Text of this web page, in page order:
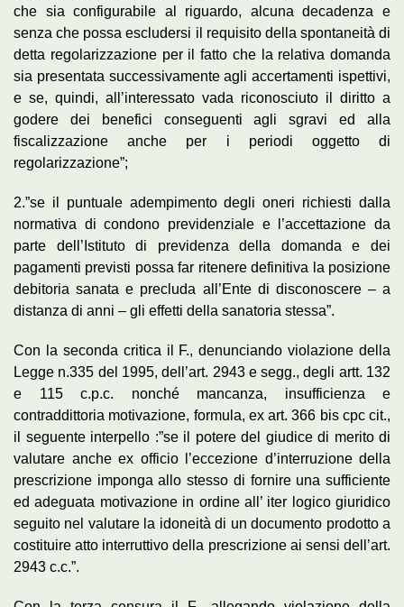
che sia configurabile al riguardo, alcuna decadenza e
senza che possa escludersi il requisito della spontaneità di
detta regolarizzazione per il fatto che la relativa domanda
sia presentata successivamente agli accertamenti ispettivi,
e se, quindi, all’interessato vada riconosciuto il diritto a
godere dei benefici conseguenti agli sgravi ed alla
fiscalizzazione anche per i periodi oggetto di
regolarizzazione”;
2.”se il puntuale adempimento degli oneri richiesti dalla
normativa di condono previdenziale e l’accettazione da
parte dell’Istituto di previdenza della domanda e dei
pagamenti previsti possa far ritenere definitiva la posizione
debitoria sanata e precluda all’Ente di disconoscere – a
distanza di anni – gli effetti della sanatoria stessa”.
Con la seconda critica il F., denunciando violazione della
Legge n.335 del 1995, dell’art. 2943 e segg., degli artt. 132
e 115 c.p.c. nonché mancanza, insufficienza e
contraddittoria motivazione, formula, ex art. 366 bis cpc cit.,
il seguente interpello :”se il potere del giudice di merito di
valutare anche ex officio l’eccezione d’interruzione della
prescrizione imponga allo stesso di fornire una sufficiente
ed adeguata motivazione in ordine all’ iter logico giuridico
seguito nel valutare la idoneità di un documento prodotto a
costituire atto interruttivo della prescrizione ai sensi dell’art.
2943 c.c.”.